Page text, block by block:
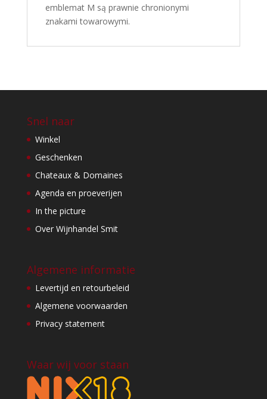
emblemat M są prawnie chronionymi
znakami towarowymi.
Snel naar
Winkel
Geschenken
Chateaux & Domaines
Agenda en proeverijen
In the picture
Over Wijnhandel Smit
Algemene informatie
Levertijd en retourbeleid
Algemene voorwaarden
Privacy statement
Waar wij voor staan